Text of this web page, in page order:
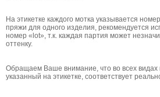
На этикетке каждого мотка указывается
пряжи для одного изделия, рекомендуется
номер «lot», т.к. каждая партия может
оттенку.
Обращаем Ваше внимание, что во всех видах
указанный на этикетке, соответствует